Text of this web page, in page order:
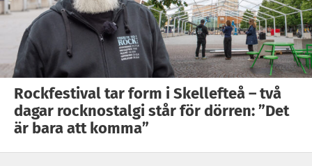
Rockfestival tar form i Skellefteå – två
dagar rocknostalgi står för dörren: ”Det
är bara att komma”